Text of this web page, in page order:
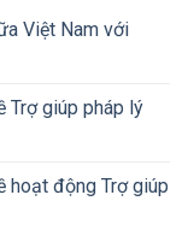
Việt Nam với
Trợ giúp pháp lý
hoạt động Trợ giúp